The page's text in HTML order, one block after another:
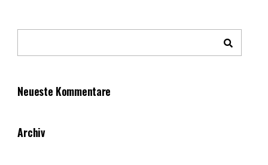
Neueste Kommentare
Archiv